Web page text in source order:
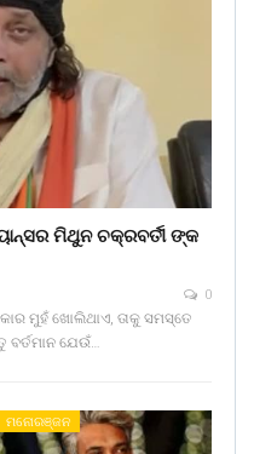
ମିଥୁନ ଚକ୍ରବର୍ତୀ ଙ୍କ
0
ମୁହଁ ଖୋଲିଥାଏ, ତାକୁ ସମସ୍ତେ
ଯେଉଁ…
ମନୋରଞ୍ଜନ